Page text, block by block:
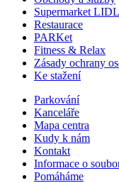
Supermarket LIDL
Restaurace
PARKet
Fitness & Relax
Zásady ochrany
Ke stažení
Parkování
Kanceláře
Mapa centra
Kudy k nám
Kontakt
Informace o
Pomáháme